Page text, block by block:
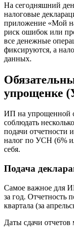
На сегодняшний
налоговые
приложение «Мой
риск ошибок или
все денежные
фиксируются, а
данных.
упрощенке
ИП на упрощенной
соблюдать
подачи
налог по УСН (6%
себя.
Подача
Самое важное для
за год. Отчетность
квартала (за
Даты сдачи